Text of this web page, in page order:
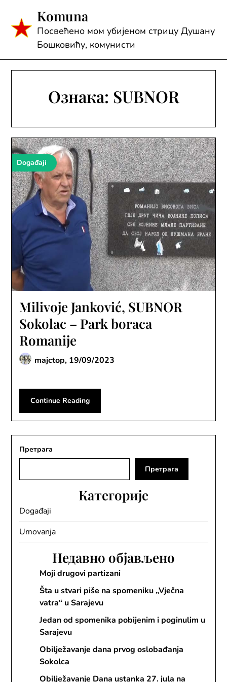
content
Komuna
Посвећено мом убијеном стрицу Душану
Бошковићу, комунисти
Ознака: SUBNOR
Događaji
Milivoje Janković, SUBNOR
Sokolac – Park boraca
Romanije
majctop, 19/09/2023
Continue Reading
Претрага
Претрага
Категорије
Događaji
Umovanja
Недавно објављено
Moji drugovi partizani
Šta u stvari piše na spomeniku „Vječna
vatra“ u Sarajevu
Jedan od spomenika pobijenim i poginulim u
Sarajevu
Obilježavanje dana prvog oslobađanja
Sokolca
Obilježavanje Dana ustanka 27. jula na